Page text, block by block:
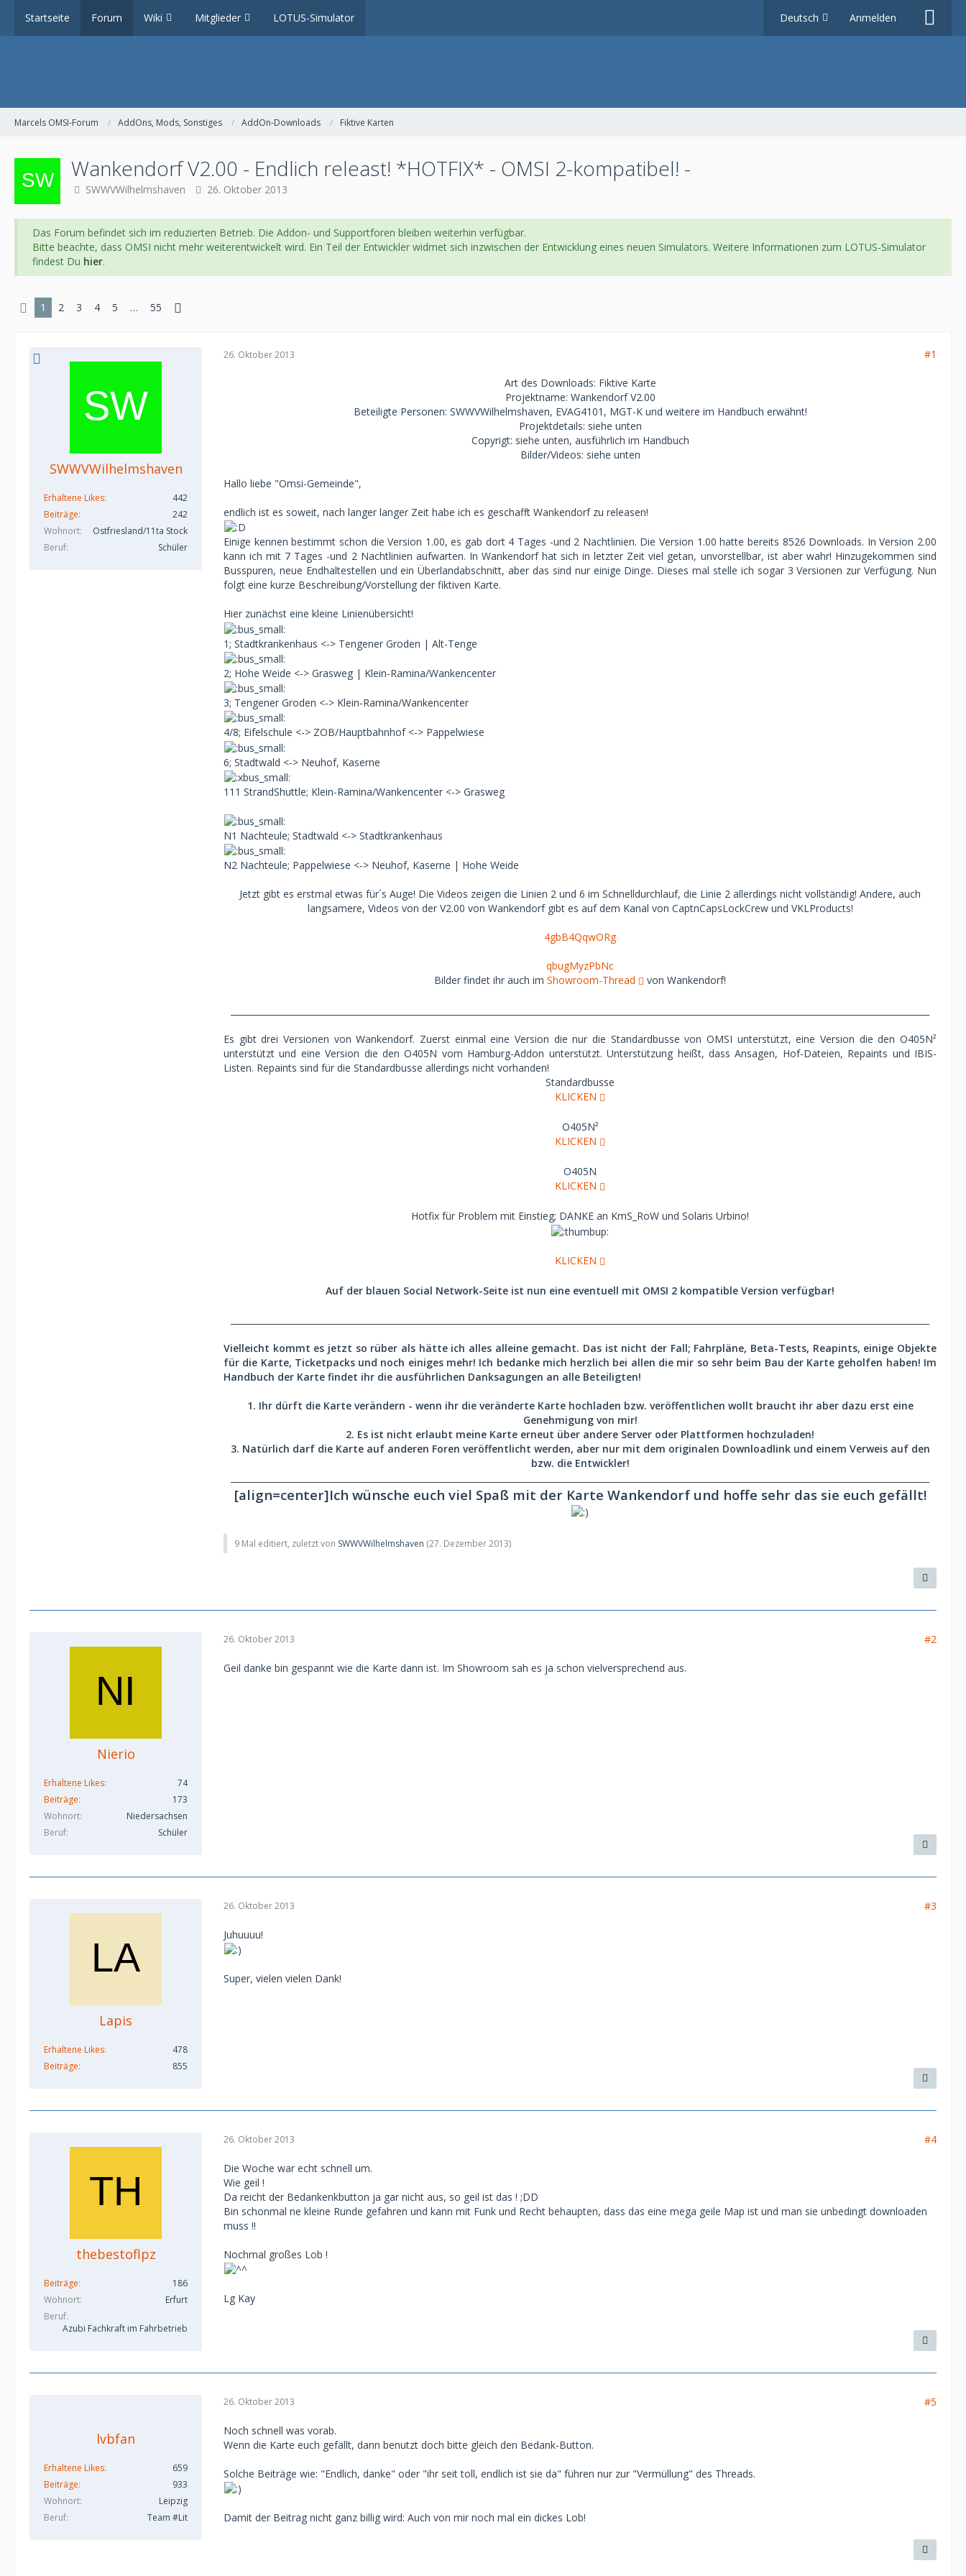
Startseite Forum Wiki Mitglieder LOTUS-Simulator Deutsch Anmelden
Marcels OMSI-Forum AddOns, Mods, Sonstiges AddOn-Downloads Fiktive Karten
Wankendorf V2.00 - Endlich releast! *HOTFIX* - OMSI 2-kompatibel! -
SWWVWilhelmshaven 26. Oktober 2013
Das Forum befindet sich im reduzierten Betrieb. Die Addon- und Supportforen bleiben weiterhin verfügbar.
Bitte beachte, dass OMSI nicht mehr weiterentwickelt wird. Ein Teil der Entwickler widmet sich inzwischen der Entwicklung eines neuen Simulators. Weitere Informationen zum LOTUS-Simulator
findest Du hier.
1 2 3 4 5 … 55
SWWVWilhelmshaven
Erhaltene Likes
442
Beiträge
242
Wohnort
Ostfriesland/11ta Stock
Beruf
Schüler
26. Oktober 2013 #1
Art des Downloads: Fiktive Karte
Projektname: Wankendorf V2.00
Beteiligte Personen: SWWVWilhelmshaven, EVAG4101, MGT-K und weitere im Handbuch erwähnt!
Projektdetails: siehe unten
Copyrigt: siehe unten, ausführlich im Handbuch
Bilder/Videos: siehe unten
Hallo liebe "Omsi-Gemeinde",
endlich ist es soweit, nach langer langer Zeit habe ich es geschafft Wankendorf zu releasen!
Einige kennen bestimmt schon die Version 1.00, es gab dort 4 Tages -und 2 Nachtlinien. Die Version 1.00 hatte bereits 8526 Downloads. In Version 2.00
kann ich mit 7 Tages -und 2 Nachtlinien aufwarten. In Wankendorf hat sich in letzter Zeit viel getan, unvorstellbar, ist aber wahr! Hinzugekommen sind
Busspuren, neue Endhaltestellen und ein Überlandabschnitt, aber das sind nur einige Dinge. Dieses mal stelle ich sogar 3 Versionen zur Verfügung. Nun
folgt eine kurze Beschreibung/Vorstellung der fiktiven Karte.
Hier zunächst eine kleine Linienübersicht!
1; Stadtkrankenhaus <-> Tengener Groden | Alt-Tenge
2; Hohe Weide <-> Grasweg | Klein-Ramina/Wankencenter
3; Tengener Groden <-> Klein-Ramina/Wankencenter
4/8; Eifelschule <-> ZOB/Hauptbahnhof <-> Pappelwiese
6; Stadtwald <-> Neuhof, Kaserne
111 StrandShuttle; Klein-Ramina/Wankencenter <-> Grasweg
N1 Nachteule; Stadtwald <-> Stadtkrankenhaus
N2 Nachteule; Pappelwiese <-> Neuhof, Kaserne | Hohe Weide
Jetzt gibt es erstmal etwas für´s Auge! Die Videos zeigen die Linien 2 und 6 im Schnelldurchlauf, die Linie 2 allerdings nicht vollständig! Andere, auch
langsamere, Videos von der V2.00 von Wankendorf gibt es auf dem Kanal von CaptnCapsLockCrew und VKLProducts!
4gbB4QqwORg
qbugMyzPbNc
Bilder findet ihr auch im Showroom-Thread von Wankendorf!
Es gibt drei Versionen von Wankendorf. Zuerst einmal eine Version die nur die Standardbusse von OMSI unterstützt, eine Version die den O405N²
unterstützt und eine Version die den O405N vom Hamburg-Addon unterstützt. Unterstützung heißt, dass Ansagen, Hof-Dateien, Repaints und IBIS-
Listen. Repaints sind für die Standardbusse allerdings nicht vorhanden!
Standardbusse
KLICKEN
O405N²
KLICKEN
O405N
KLICKEN
Hotfix für Problem mit Einstieg; DANKE an KmS_RoW und Solaris Urbino!
KLICKEN
Auf der blauen Social Network-Seite ist nun eine eventuell mit OMSI 2 kompatible Version verfügbar!
Vielleicht kommt es jetzt so rüber als hätte ich alles alleine gemacht. Das ist nicht der Fall; Fahrpläne, Beta-Tests, Reapints, einige Objekte
für die Karte, Ticketpacks und noch einiges mehr! Ich bedanke mich herzlich bei allen die mir so sehr beim Bau der Karte geholfen haben! Im
Handbuch der Karte findet ihr die ausführlichen Danksagungen an alle Beteiligten!
1. Ihr dürft die Karte verändern - wenn ihr die veränderte Karte hochladen bzw. veröffentlichen wollt braucht ihr aber dazu erst eine
Genehmigung von mir!
2. Es ist nicht erlaubt meine Karte erneut über andere Server oder Plattformen hochzuladen!
3. Natürlich darf die Karte auf anderen Foren veröffentlicht werden, aber nur mit dem originalen Downloadlink und einem Verweis auf den
bzw. die Entwickler!
[align=center]Ich wünsche euch viel Spaß mit der Karte Wankendorf und hoffe sehr das sie euch gefällt!
9 Mal editiert, zuletzt von SWWVWilhelmshaven (27. Dezember 2013)
Nierio
Erhaltene Likes
74
Beiträge
173
Wohnort
Niedersachsen
Beruf
Schüler
26. Oktober 2013 #2
Geil danke bin gespannt wie die Karte dann ist. Im Showroom sah es ja schon vielversprechend aus.
Lapis
Erhaltene Likes
478
Beiträge
855
26. Oktober 2013 #3
Juhuuuu!
Super, vielen vielen Dank!
thebestoflpz
Beiträge
186
Wohnort
Erfurt
Beruf
Azubi Fachkraft im Fahrbetrieb
26. Oktober 2013 #4
Die Woche war echt schnell um.
Wie geil !
Da reicht der Bedankenkbutton ja gar nicht aus, so geil ist das ! ;DD
Bin schonmal ne kleine Runde gefahren und kann mit Funk und Recht behaupten, dass das eine mega geile Map ist und man sie unbedingt downloaden
muss !!
Nochmal großes Lob !
Lg Kay
lvbfan
Erhaltene Likes
659
Beiträge
933
Wohnort
Leipzig
Beruf
Team #Lit
26. Oktober 2013 #5
Noch schnell was vorab.
Wenn die Karte euch gefällt, dann benutzt doch bitte gleich den Bedank-Button.
Solche Beiträge wie: "Endlich, danke" oder "ihr seit toll, endlich ist sie da" führen nur zur "Vermüllung" des Threads.
Damit der Beitrag nicht ganz billig wird: Auch von mir noch mal ein dickes Lob!